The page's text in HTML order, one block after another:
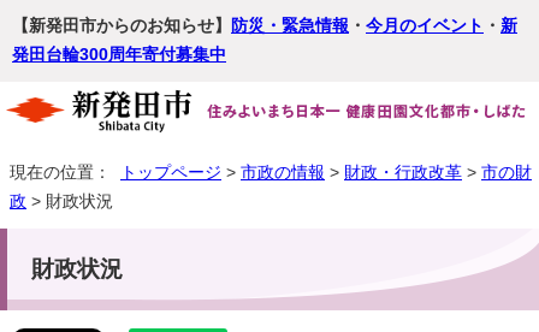
【新発田市からのお知らせ】 防災・緊急情報 ・ 今月のイベント ・ 新
発田台輪300周年寄付募集中
現在の位置： トップページ > 市政の情報 > 財政・行政改革 > 市の財
政 > 財政状況
財政状況